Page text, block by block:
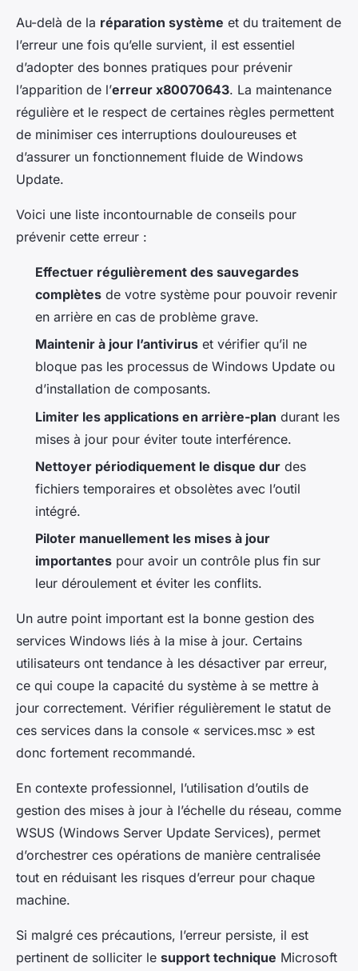
Au-delà de la réparation système et du traitement de
l’erreur une fois qu’elle survient, il est essentiel
d’adopter des bonnes pratiques pour prévenir
l’apparition de l’erreur x80070643. La maintenance
régulière et le respect de certaines règles permettent
de minimiser ces interruptions douloureuses et
d’assurer un fonctionnement fluide de Windows
Update.
Voici une liste incontournable de conseils pour
prévenir cette erreur :
Effectuer régulièrement des sauvegardes
complètes de votre système pour pouvoir revenir
en arrière en cas de problème grave.
Maintenir à jour l’antivirus et vérifier qu’il ne
bloque pas les processus de Windows Update ou
d’installation de composants.
Limiter les applications en arrière-plan durant les
mises à jour pour éviter toute interférence.
Nettoyer périodiquement le disque dur des
fichiers temporaires et obsolètes avec l’outil
intégré.
Piloter manuellement les mises à jour
importantes pour avoir un contrôle plus fin sur
leur déroulement et éviter les conflits.
Un autre point important est la bonne gestion des
services Windows liés à la mise à jour. Certains
utilisateurs ont tendance à les désactiver par erreur,
ce qui coupe la capacité du système à se mettre à
jour correctement. Vérifier régulièrement le statut de
ces services dans la console « services.msc » est
donc fortement recommandé.
En contexte professionnel, l’utilisation d’outils de
gestion des mises à jour à l’échelle du réseau, comme
WSUS (Windows Server Update Services), permet
d’orchestrer ces opérations de manière centralisée
tout en réduisant les risques d’erreur pour chaque
machine.
Si malgré ces précautions, l’erreur persiste, il est
pertinent de solliciter le support technique Microsoft